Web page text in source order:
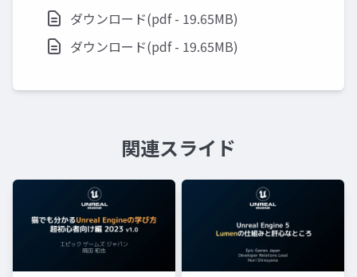
ダウンロード(pdf - 19.65MB)
ダウンロード(pdf - 19.65MB)
関連スライド